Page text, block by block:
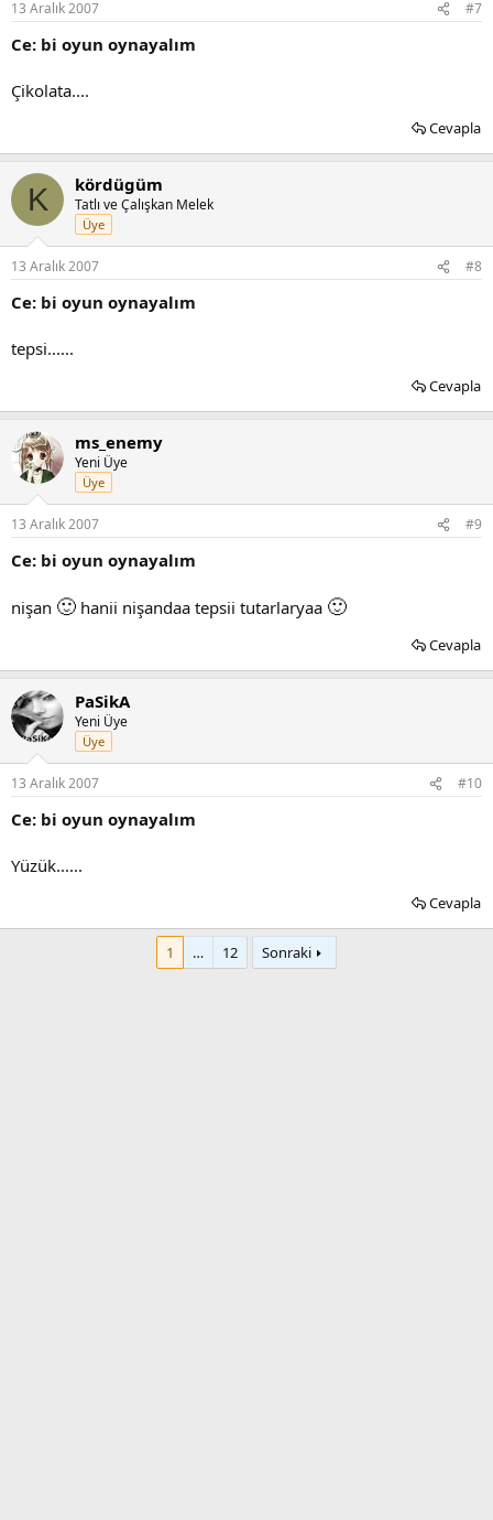
13 Aralık 2007 #7
Ce: bi oyun oynayalım
Çikolata....
Cevapla
K kördügüm
Tatlı ve Çalışkan Melek
Üye
13 Aralık 2007 #8
Ce: bi oyun oynayalım
tepsi......
Cevapla
ms_enemy
Yeni Üye
Üye
13 Aralık 2007 #9
Ce: bi oyun oynayalım
nişan 🙂 hanii nişandaa tepsii tutarlaryaa 🙂
Cevapla
PaSikA
Yeni Üye
Üye
13 Aralık 2007 #10
Ce: bi oyun oynayalım
Yüzük......
Cevapla
1 … 12 Sonraki